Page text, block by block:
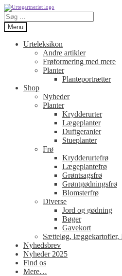
Spring
til
navigation
Spring
til
indhold
Søg
efter:
Menu
Urteleksikon
Andre artikler
Frøformering med mere
Planter
Planteportrætter
Shop
Nyheder
Planter
Krydderurter
Lægeplanter
Duftgeranier
Stueplanter
Frø
Krydderurtefrø
Lægeplantefrø
Grøntsagsfrø
Grøntgødningsfrø
Blomsterfrø
Diverse
Jord og gødning
Bøger
Gavekort
Sætteløg, læggekartofler,
Nyhedsbrev
Nyheder 2025
Find os
Mere…